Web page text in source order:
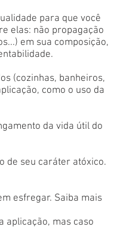
para que você
elas: não propagação
em sua composição,
(cozinhas, banheiros,
como o uso da
da vida útil do
de seu caráter atóxico.
esfregar. Saiba mais
aplicação, mas caso